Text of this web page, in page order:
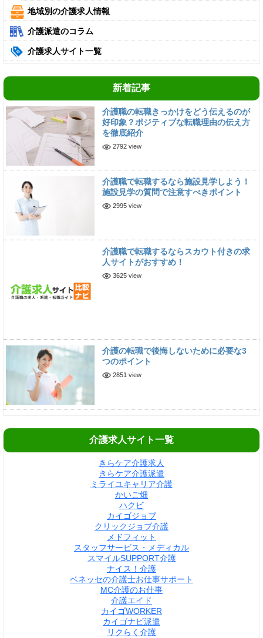
地域別の介護求人情報
介護派遣のコラム
介護求人サイト一覧
新着記事
介護職の転職きっかけをどう伝えるのが
好印象？ポジティブな転職理由の伝え方
を徹底紹介
2792 view
介護職で転職するなら施設見学しよう！
施設見学の質問で注意すべきポイント
2995 view
介護職で転職するならスカウト付きの求
人サイトがおすすめ！
3625 view
介護の転職で後悔しないために必要な3
つのポイント
2851 view
介護求人サイト一覧
きらケア介護求人
きらケア介護派遣
ミライユキャリア介護
かいご畑
ハクビ
カイゴジョブ
クリックジョブ介護
メドフィット
スタッフサービス・メディカル
スマイルSUPPORT介護
ナイス！介護
ベネッセの介護士お仕事サポート
MC介護のお仕事
介護エイド
カイゴWORKER
カイゴナビ派遣
リクらく介護